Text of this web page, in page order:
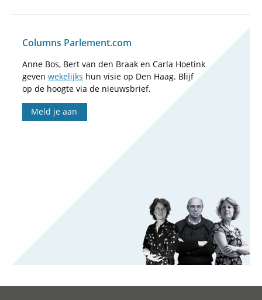
Columns Parlement.com
Anne Bos, Bert van den Braak en Carla Hoetink
geven wekelijks hun visie op Den Haag. Blijf
op de hoogte via de nieuwsbrief.
Meld je aan